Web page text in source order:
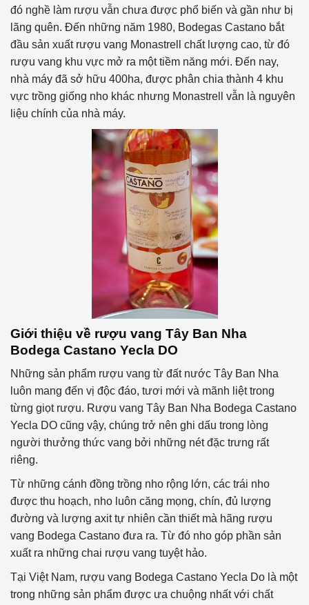
đó nghề làm rượu vẫn chưa được phổ biến và gần như bị
lãng quên. Đến những năm 1980, Bodegas Castano bắt
đầu sản xuất rượu vang Monastrell chất lượng cao, từ đó
rượu vang khu vực mở ra một tiềm năng mới. Đến nay,
nhà máy đã sở hữu 400ha, được phân chia thành 4 khu
vực trồng giống nho khác nhưng Monastrell vẫn là nguyên
liệu chính của nhà máy.
Giới thiệu về rượu vang Tây Ban Nha
Bodega Castano Yecla DO
Những sản phẩm rượu vang từ đất nước Tây Ban Nha
luôn mang đến vị độc đáo, tươi mới và mãnh liệt trong
từng giọt rượu. Rượu vang Tây Ban Nha Bodega Castano
Yecla DO cũng vậy, chúng trở nên ghi dấu trong lòng
người thưởng thức vang bởi những nét đặc trưng rất
riêng.
Từ những cánh đồng trồng nho rộng lớn, các trái nho
được thu hoạch, nho luôn căng mọng, chín, đủ lượng
đường và lượng axit tự nhiên cần thiết mà hãng rượu
vang Bodega Castano đưa ra. Từ đó nho góp phần sản
xuất ra những chai rượu vang tuyệt hảo.
Tại Việt Nam, rượu vang Bodega Castano Yecla Do là một
trong những sản phẩm được ưa chuộng nhất với chất